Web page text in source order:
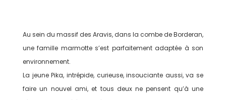
Au sein du massif des Aravis, dans la combe de Borderan,
une famille marmotte s’est parfaitement adaptée à son
environnement.
La jeune Pika, intrépide, curieuse, insouciante aussi, va se
faire un nouvel ami, et tous deux ne pensent qu’à une